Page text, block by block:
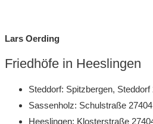
Lars Oerding
Friedhöfe in Heeslingen
Steddorf: Spitzbergen, Steddorf
Sassenholz: Schulstraße
Heeslingen: Klosterstraße